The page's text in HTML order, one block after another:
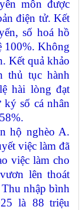
mônđược
điện tử. Kết
số hoá hồ
100%. Không
Kết quả khảo
thủ tục hành
hài lòng đạt
số cá nhân
hộ nghèo A.
việc làm đã
việc làm cho
lên thoát
Thu nhập bình
là 88 triệu